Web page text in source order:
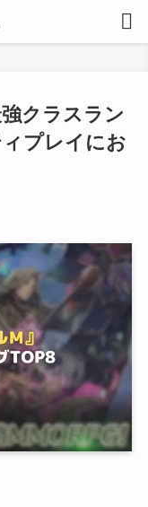
クラスラン
プレイにお